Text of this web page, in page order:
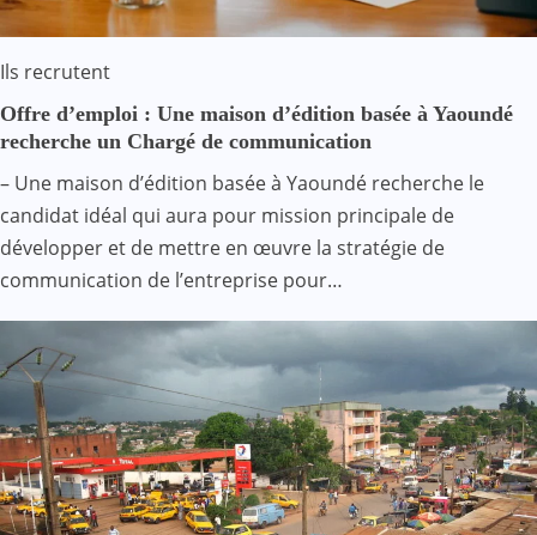
Ils recrutent
Offre d’emploi : Une maison d’édition basée à Yaoundé
recherche un Chargé de communication
– Une maison d’édition basée à Yaoundé recherche le
candidat idéal qui aura pour mission principale de
développer et de mettre en œuvre la stratégie de
communication de l’entreprise pour…